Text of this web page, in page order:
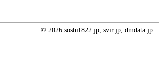
© 2026 soshi1822.jp, svir.jp, dmdata.jp